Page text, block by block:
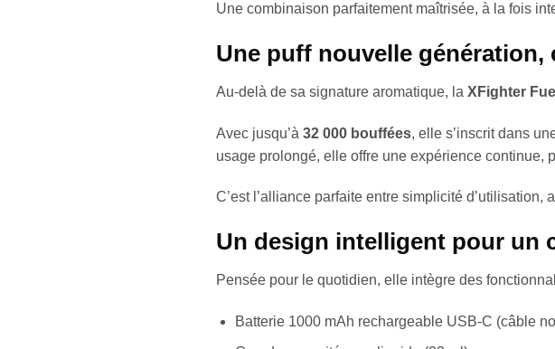
Une combinaison parfaitement maîtrisée, à la fois
Une puff nouvelle génération,
Au-delà de sa signature aromatique, la XFighter
Avec jusqu’à 32 000 bouffées, elle s’inscrit dans
usage prolongé, elle offre une expérience continue,
C’est l’alliance parfaite entre simplicité
Un design intelligent pour un
Pensée pour le quotidien, elle intègre des
Batterie 1000 mAh rechargeable USB-C (câble